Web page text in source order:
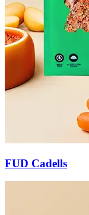
FUD Cadells